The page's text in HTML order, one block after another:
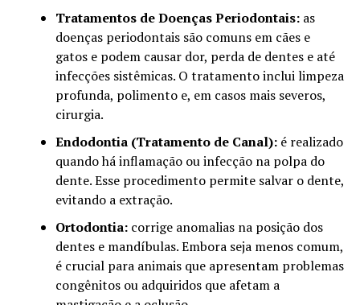
Tratamentos de Doenças Periodontais: as
doenças periodontais são comuns em cães e
gatos e podem causar dor, perda de dentes e até
infecções sistêmicas. O tratamento inclui limpeza
profunda, polimento e, em casos mais severos,
cirurgia.
Endodontia (Tratamento de Canal):é realizado
quando há inflamação ou infecção na polpa do
dente. Esse procedimento permite salvar o dente,
evitando a extração.
Ortodontia: corrige anomalias na posição dos
dentes e mandíbulas. Embora seja menos comum,
é crucial para animais que apresentam problemas
congênitos ou adquiridos que afetam a